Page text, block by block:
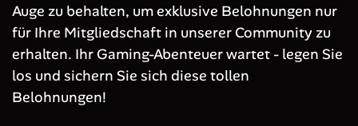
Auge zu behalten, um exklusive Belohnungen nur
für Ihre Mitgliedschaft in unserer Community zu
erhalten. Ihr Gaming-Abenteuer wartet - legen Sie
los und sichern Sie sich diese tollen
Belohnungen!